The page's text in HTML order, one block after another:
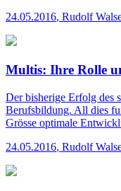
24.05.2016, Rudolf
Multis: Ihre Rolle
Der bisherige Erfolg des
Berufsbildung. All dies
Grösse optimale
24.05.2016, Rudolf